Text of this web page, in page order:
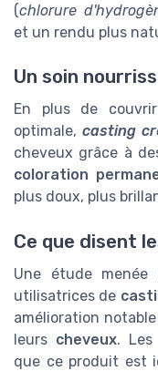
(chlorure
et un rendu plus
Un soin
En plus de
optimale, casting
cheveux grâce à
coloration
plus doux, plus
Ce que disent
Une étude menée
utilisatrices de
amélioration
leurs cheveux. Les
que ce produit est